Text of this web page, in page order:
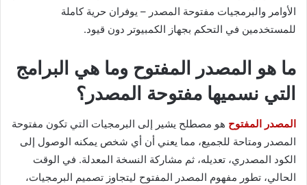
الأوامر والبرمجيات مفتوحة المصدر – يوفران حرية كاملة
للمستخدمين في التحكم بجهاز الكمبيوتر دون قيود.
ما هو المصدر المفتوح وما هي البرامج
التي نسميها مفتوحة المصدر؟
المصدر المفتوح هو مصطلح يشير إلى البرمجيات التي تكون مفتوحة
المصدر ومتاحة للجميع، مما يعني أن أي شخص يمكنه الوصول إلى
الكود المصدري، تعديله، ثم مشاركة النسخة المعدلة. في الوقت
الحالي، تطور مفهوم المصدر المفتوح ليتجاوز تصميم البرمجيات،